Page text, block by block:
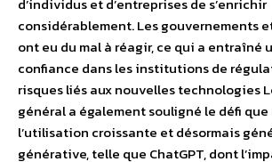
considérablement. Les gouvernements
ont eu du mal à réagir, ce qui a entraîné
confiance dans les institutions de
risques liés aux nouvelles technologies
général a également souligné le défi
l’utilisation croissante et désormais
générative, telle que ChatGPT, dont